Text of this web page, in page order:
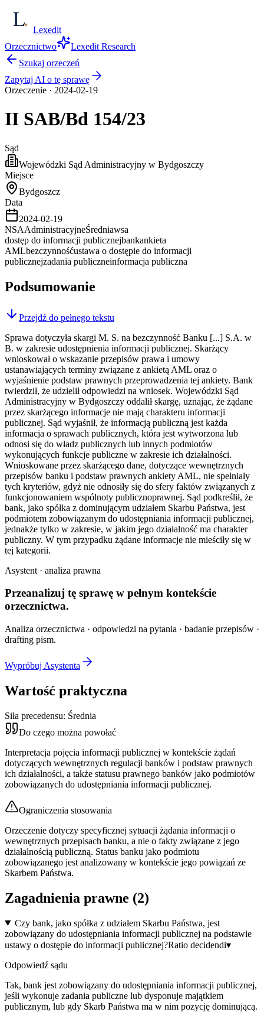
Lexedit
Orzecznictwo
Lexedit Research
Szukaj orzeczeń
Zapytaj AI o tę sprawę
Orzeczenie · 2024-02-19
II SAB/Bd 154/23
Sąd
Wojewódzki Sąd Administracyjny w Bydgoszczy
Miejsce
Bydgoszcz
Data
2024-02-19
NSAAdministracyjneŚredniawsa
dostęp do informacji publicznejbankankieta
AMLbezczynnośćustawa o dostępie do informacji
publicznejzadania publiczneinformacja publiczna
Podsumowanie
Przejdź do pełnego tekstu
Sprawa dotyczyła skargi M. S. na bezczynność Banku [...] S.A. w
B. w zakresie udostępnienia informacji publicznej. Skarżący
wnioskował o wskazanie przepisów prawa i umowy
ustanawiających terminy związane z ankietą AML oraz o
wyjaśnienie podstaw prawnych przeprowadzenia tej ankiety. Bank
twierdził, że udzielił odpowiedzi na wniosek. Wojewódzki Sąd
Administracyjny w Bydgoszczy oddalił skargę, uznając, że żądane
przez skarżącego informacje nie mają charakteru informacji
publicznej. Sąd wyjaśnił, że informacją publiczną jest każda
informacja o sprawach publicznych, która jest wytworzona lub
odnosi się do władz publicznych lub innych podmiotów
wykonujących funkcje publiczne w zakresie ich działalności.
Wnioskowane przez skarżącego dane, dotyczące wewnętrznych
przepisów banku i podstaw prawnych ankiety AML, nie spełniały
tych kryteriów, gdyż nie odnosiły się do sfery faktów związanych z
funkcjonowaniem wspólnoty publicznoprawnej. Sąd podkreślił, że
bank, jako spółka z dominującym udziałem Skarbu Państwa, jest
podmiotem zobowiązanym do udostępniania informacji publicznej,
jednakże tylko w zakresie, w jakim jego działalność ma charakter
publiczny. W tym przypadku żądane informacje nie mieściły się w
tej kategorii.
Asystent · analiza prawna
Przeanalizuj tę sprawę w pełnym kontekście
orzecznictwa.
Analiza orzecznictwa · odpowiedzi na pytania · badanie przepisów ·
drafting pism.
Wypróbuj Asystenta
Wartość praktyczna
Siła precedensu: Średnia
Do czego można powołać
Interpretacja pojęcia informacji publicznej w kontekście żądań
dotyczących wewnętrznych regulacji banków i podstaw prawnych
ich działalności, a także statusu prawnego banków jako podmiotów
zobowiązanych do udostępniania informacji publicznej.
Ograniczenia stosowania
Orzeczenie dotyczy specyficznej sytuacji żądania informacji o
wewnętrznych przepisach banku, a nie o fakty związane z jego
działalnością publiczną. Status banku jako podmiotu
zobowiązanego jest analizowany w kontekście jego powiązań ze
Skarbem Państwa.
Zagadnienia prawne (2)
Czy bank, jako spółka z udziałem Skarbu Państwa, jest
zobowiązany do udostępniania informacji publicznej na podstawie
ustawy o dostępie do informacji publicznej?Ratio decidendi▾
Odpowiedź sądu
Tak, bank jest zobowiązany do udostępniania informacji publicznej,
jeśli wykonuje zadania publiczne lub dysponuje majątkiem
publicznym, lub gdy Skarb Państwa ma w nim pozycję dominującą.